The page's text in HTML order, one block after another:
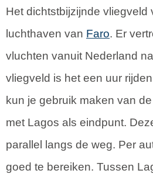
Het dichtstbijzijnde vliegveld
luchthaven van Faro. Er
vluchten vanuit Nederland
vliegveld is het een uur
kun je gebruik maken van
met Lagos als eindpunt.
parallel langs de weg. Per
goed te bereiken. Tussen